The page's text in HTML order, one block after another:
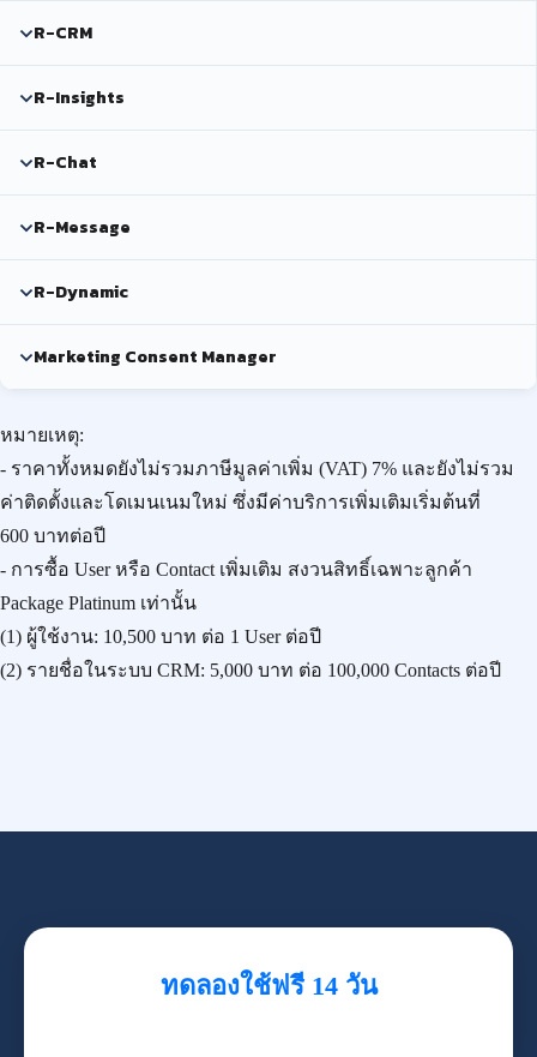
R-CRM
R-Insights
R-Chat
R-Message
R-Dynamic
Marketing Consent Manager
หมายเหตุ:
- ราคาทั้งหมดยังไม่รวมภาษีมูลค่าเพิ่ม (VAT) 7% และยังไม่รวม
ค่าติดตั้งและโดเมนเนมใหม่ ซึ่งมีค่าบริการเพิ่มเติมเริ่มต้นที่
600 บาทต่อปี
- การซื้อ User หรือ Contact เพิ่มเติม สงวนสิทธิ์เฉพาะลูกค้า
Package Platinum เท่านั้น
(1) ผู้ใช้งาน: 10,500 บาท ต่อ 1 User ต่อปี
(2) รายชื่อในระบบ CRM: 5,000 บาท ต่อ 100,000 Contacts ต่อปี
ทดลองใช้ฟรี 14 วัน